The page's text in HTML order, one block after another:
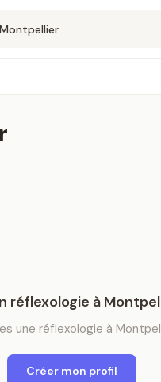
réflexologie à
une réflexologie à
Créer mon profil